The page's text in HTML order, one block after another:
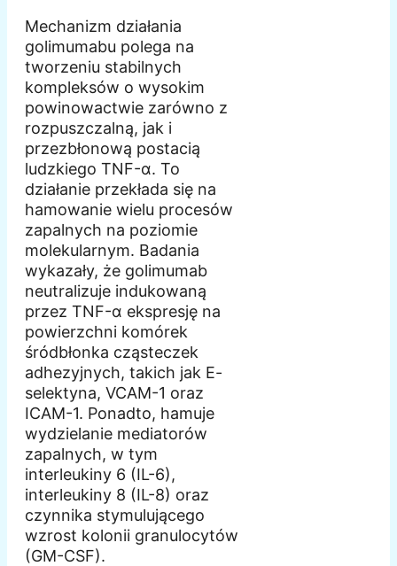
Mechanizm działania
golimumabu polega na
tworzeniu stabilnych
kompleksów o wysokim
powinowactwie zarówno z
rozpuszczalną, jak i
przezbłonową postacią
ludzkiego TNF-α. To
działanie przekłada się na
hamowanie wielu procesów
zapalnych na poziomie
molekularnym. Badania
wykazały, że golimumab
neutralizuje indukowaną
przez TNF-α ekspresję na
powierzchni komórek
śródbłonka cząsteczek
adhezyjnych, takich jak E-
selektyna, VCAM-1 oraz
ICAM-1. Ponadto, hamuje
wydzielanie mediatorów
zapalnych, w tym
interleukiny 6 (IL-6),
interleukiny 8 (IL-8) oraz
czynnika stymulującego
wzrost kolonii granulocytów
(GM-CSF).